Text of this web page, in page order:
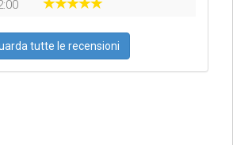
tutte le recensioni